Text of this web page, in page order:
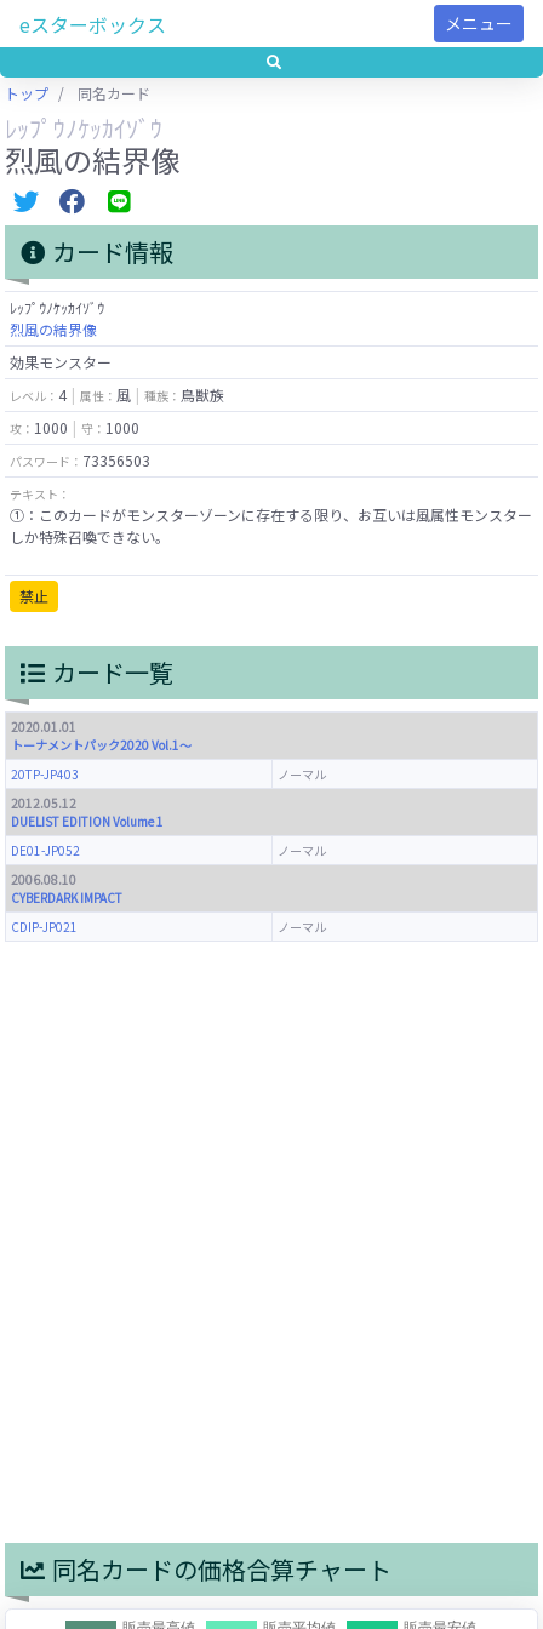
eスターボックス メニュー
トップ 同名カード
ﾚｯﾌﾟｳﾉｹｯｶｲｿﾞｳ
烈風の結界像
カード情報
ﾚｯﾌﾟｳﾉｹｯｶｲｿﾞｳ
烈風の結界像
効果モンスター
レベル： 4 属性： 風 種族： 鳥獣族
攻： 1000 守： 1000
パスワード： 73356503
テキスト：
①：このカードがモンスターゾーンに存在する限り、お互いは風属性モンスター
しか特殊召喚できない。
禁止
カード一覧
2020.01.01
トーナメントパック2020 Vol.1～
20TP-JP403
ノーマル
2012.05.12
DUELIST EDITION Volume 1
DE01-JP052
ノーマル
2006.08.10
CYBERDARK IMPACT
CDIP-JP021
ノーマル
同名カードの価格合算チャート